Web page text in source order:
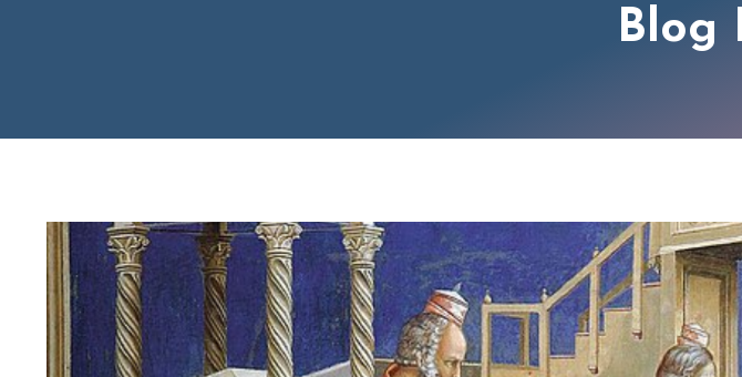
Blog